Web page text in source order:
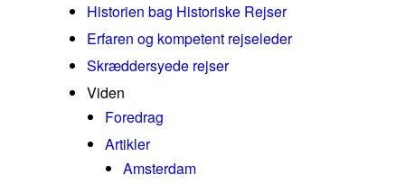
Historien bag Historiske Rejser
Erfaren og kompetent rejseleder
Skræddersyede rejser
Viden
Foredrag
Artikler
Amsterdam